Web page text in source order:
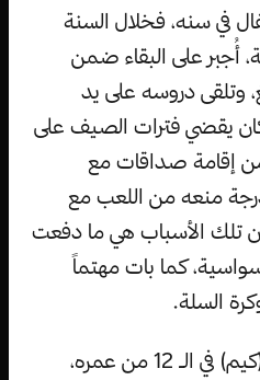
في سنه، فخلال السنة
أُجبر على البقاء ضمن
وتلقى دروسه على يد
يقضي فترات الصيف على
إقامة صداقات مع
منعه من اللعب مع
تلك الأسباب هي ما دفعت
كما بات مهتماً
السلة.
في عام 1996، عندما كان (كيم) في الـ 12 من عمره،